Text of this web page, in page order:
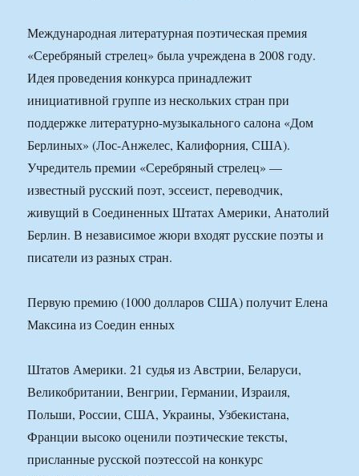
Международная литературная поэтическая премия
«Серебряный стрелец» была учреждена в 2008 году.
Идея проведения конкурса принадлежит
инициативной группе из нескольких стран при
поддержке литературно-музыкального салона «Дом
Берлиных» (Лос-Анжелес, Калифорния, США).
Учредитель премии «Серебряный стрелец» —
известный русский поэт, эссеист, переводчик,
живущий в Соединенных Штатах Америки, Анатолий
Берлин. В независимое жюри входят русские поэты и
писатели из разных стран.
Первую премию (1000 долларов США) получит Елена
Максина из Соедин енных
Штатов Америки. 21 судья из Австрии, Беларуси,
Великобритании, Венгрии, Германии, Израиля,
Польши, России, США, Украины, Узбекистана,
Франции высоко оценили поэтические тексты,
присланные русской поэтессой на конкурс